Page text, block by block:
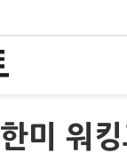
미 워